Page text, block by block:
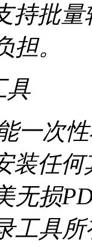
持批
。
具
一次
装任
无损
工具